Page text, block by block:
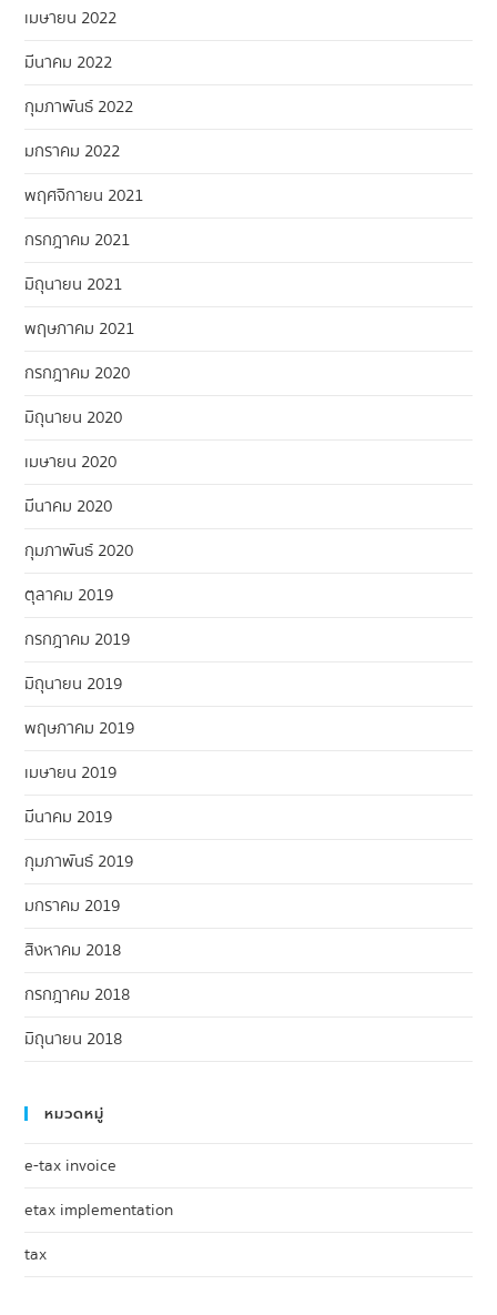
เมษายน 2022
มีนาคม 2022
กุมภาพันธ์ 2022
มกราคม 2022
พฤศจิกายน 2021
กรกฎาคม 2021
มิถุนายน 2021
พฤษภาคม 2021
กรกฎาคม 2020
มิถุนายน 2020
เมษายน 2020
มีนาคม 2020
กุมภาพันธ์ 2020
ตุลาคม 2019
กรกฎาคม 2019
มิถุนายน 2019
พฤษภาคม 2019
เมษายน 2019
มีนาคม 2019
กุมภาพันธ์ 2019
มกราคม 2019
สิงหาคม 2018
กรกฎาคม 2018
มิถุนายน 2018
หมวดหมู่
e-tax invoice
etax implementation
tax